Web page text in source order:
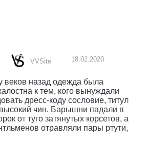
VVSite 18.02.2020
веков назад одежда была
к тем, кого вынуждали
дресс-коду сословие, титул
чин. Барышни падали в
от туго затянутых корсетов, а
отравляли пары ртути,